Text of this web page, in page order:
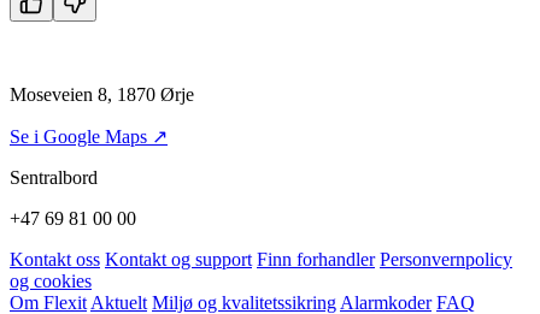
Moseveien 8, 1870 Ørje
Se i Google Maps ↗
Sentralbord
+47 69 81 00 00
Kontakt oss Kontakt og support Finn forhandler Personvernpolicy
og cookies
Om Flexit Aktuelt Miljø og kvalitetssikring Alarmkoder FAQ